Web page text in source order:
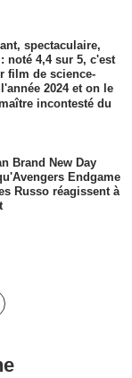
spectaculaire,
noté 4,4 sur 5, c'est
film de science-
2024 et on le
incontesté du
Brand New Day
Endgame
Russo réagissent à